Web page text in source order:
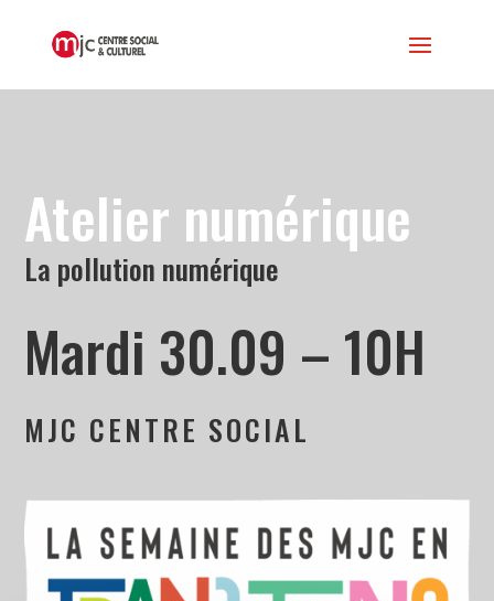
Atelier numérique
La pollution numérique
Mardi 30.09 – 10H
MJC CENTRE SOCIAL